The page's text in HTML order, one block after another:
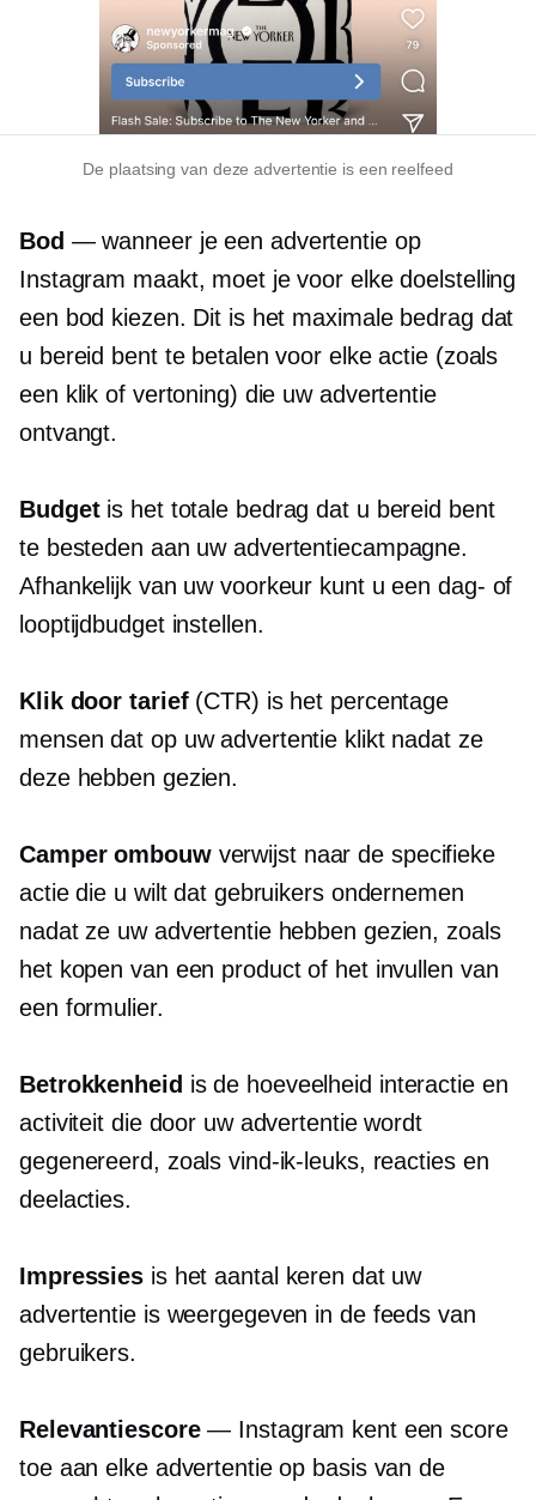
De plaatsing van deze advertentie is een reelfeed
Bod — wanneer je een advertentie op
Instagram maakt, moet je voor elke doelstelling
een bod kiezen. Dit is het maximale bedrag dat
u bereid bent te betalen voor elke actie (zoals
een klik of vertoning) die uw advertentie
ontvangt.
Budgetis het totale bedrag dat u bereid bent
te besteden aan uw advertentiecampagne.
Afhankelijk van uw voorkeur kunt u een dag- of
looptijdbudget instellen.
Klik door tarief(CTR) is het percentage
mensen dat op uw advertentie klikt nadat ze
deze hebben gezien.
Camper ombouwverwijst naar de specifieke
actie die u wilt dat gebruikers ondernemen
nadat ze uw advertentie hebben gezien, zoals
het kopen van een product of het invullen van
een formulier.
Betrokkenheid is de hoeveelheid interactie en
activiteit die door uw advertentie wordt
gegenereerd, zoals vind-ik-leuks, reacties en
deelacties.
Impressies is het aantal keren dat uw
advertentie is weergegeven in de feeds van
gebruikers.
Relevantiescore— Instagram kent een score
toe aan elke advertentie op basis van de